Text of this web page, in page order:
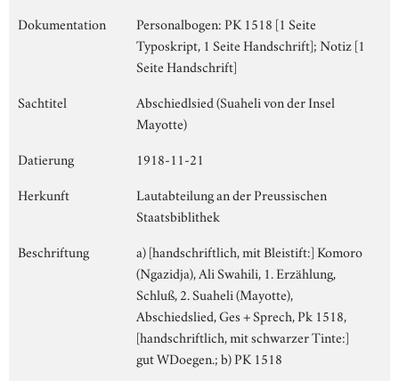
Dokumentation
Personalbogen: PK 1518 [1 Seite
Typoskript, 1 Seite Handschrift]; Notiz [1
Seite Handschrift]
Sachtitel
Abschiedlsied (Suaheli von der Insel
Mayotte)
Datierung
1918-11-21
Herkunft
Lautabteilung an der Preussischen
Staatsbiblithek
Beschriftung
a) [handschriftlich, mit Bleistift:] Komoro
(Ngazidja), Ali Swahili, 1. Erzählung,
Schluß, 2. Suaheli (Mayotte),
Abschiedslied, Ges + Sprech, Pk 1518,
[handschriftlich, mit schwarzer Tinte:]
gut WDoegen.; b) PK 1518